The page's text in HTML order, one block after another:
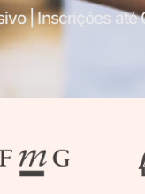
| Inscrições até